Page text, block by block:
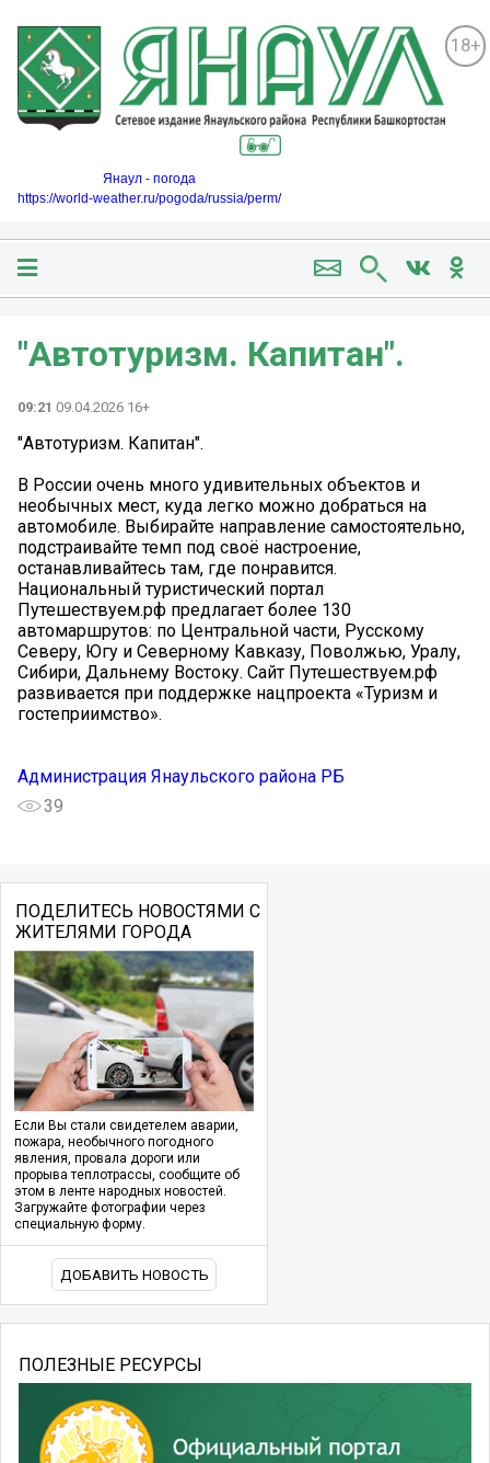
18+
Янаул - погода
https://world-weather.ru/pogoda/russia/perm/
"Автотуризм. Капитан".
09:21 09.04.2026 16+
"Автотуризм. Капитан".
В России очень много удивительных объектов и
необычных мест, куда легко можно добраться на
автомобиле. Выбирайте направление самостоятельно,
подстраивайте темп под своё настроение,
останавливайтесь там, где понравится.
Национальный туристический портал
Путешествуем.рф предлагает более 130
автомаршрутов: по Центральной части, Русскому
Северу, Югу и Северному Кавказу, Поволжью, Уралу,
Сибири, Дальнему Востоку. Сайт Путешествуем.рф
развивается при поддержке нацпроекта «Туризм и
гостеприимство».
Администрация Янаульского района РБ
39
ПОДЕЛИТЕСЬ НОВОСТЯМИ С
ЖИТЕЛЯМИ ГОРОДА
Если Вы стали свидетелем аварии,
пожара, необычного погодного
явления, провала дороги или
прорыва теплотрассы, сообщите об
этом в ленте народных новостей.
Загружайте фотографии через
специальную форму.
ДОБАВИТЬ НОВОСТЬ
ПОЛЕЗНЫЕ РЕСУРСЫ